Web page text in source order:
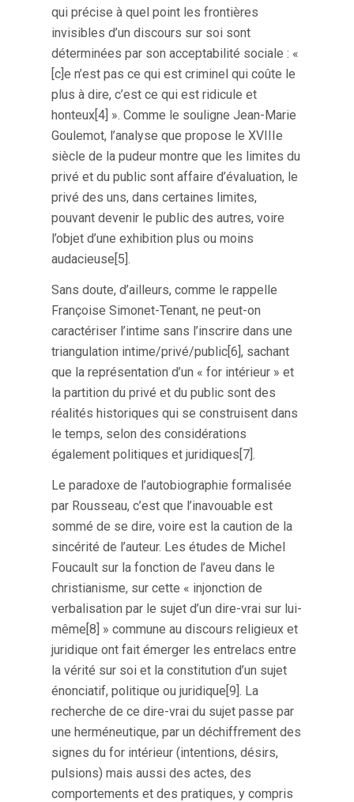
qui précise à quel point les frontières
invisibles d’un discours sur soi sont
déterminées par son acceptabilité sociale : «
[c]e n’est pas ce qui est criminel qui coûte le
plus à dire, c’est ce qui est ridicule et
honteux[4] ». Comme le souligne Jean-Marie
Goulemot, l’analyse que propose le XVIIIe
siècle de la pudeur montre que les limites du
privé et du public sont affaire d’évaluation, le
privé des uns, dans certaines limites,
pouvant devenir le public des autres, voire
l’objet d’une exhibition plus ou moins
audacieuse[5].
Sans doute, d’ailleurs, comme le rappelle
Françoise Simonet-Tenant, ne peut-on
caractériser l’intime sans l’inscrire dans une
triangulation intime/privé/public[6], sachant
que la représentation d’un « for intérieur » et
la partition du privé et du public sont des
réalités historiques qui se construisent dans
le temps, selon des considérations
également politiques et juridiques[7].
Le paradoxe de l’autobiographie formalisée
par Rousseau, c’est que l’inavouable est
sommé de se dire, voire est la caution de la
sincérité de l’auteur. Les études de Michel
Foucault sur la fonction de l’aveu dans le
christianisme, sur cette « injonction de
verbalisation par le sujet d’un dire-vrai sur lui-
même[8] » commune au discours religieux et
juridique ont fait émerger les entrelacs entre
la vérité sur soi et la constitution d’un sujet
énonciatif, politique ou juridique[9]. La
recherche de ce dire-vrai du sujet passe par
une herméneutique, par un déchiffrement des
signes du for intérieur (intentions, désirs,
pulsions) mais aussi des actes, des
comportements et des pratiques, y compris